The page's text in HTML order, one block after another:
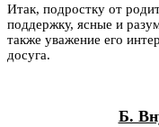
Итак, подростку от
поддержку, ясные и
также уважение его
досуга.
Б.